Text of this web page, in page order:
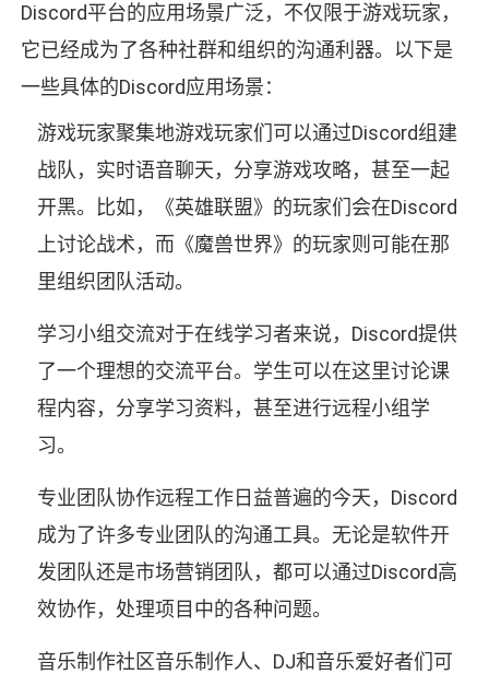
Discord平台的应用场景广泛，不仅限于游戏玩家，
它已经成为了各种社群和组织的沟通利器。以下是
一些具体的Discord应用场景：
游戏玩家聚集地游戏玩家们可以通过Discord组建
战队，实时语音聊天，分享游戏攻略，甚至一起
开黑。比如，《英雄联盟》的玩家们会在Discord
上讨论战术，而《魔兽世界》的玩家则可能在那
里组织团队活动。
学习小组交流对于在线学习者来说，Discord提供
了一个理想的交流平台。学生可以在这里讨论课
程内容，分享学习资料，甚至进行远程小组学
习。
专业团队协作远程工作日益普遍的今天，Discord
成为了许多专业团队的沟通工具。无论是软件开
发团队还是市场营销团队，都可以通过Discord高
效协作，处理项目中的各种问题。
音乐制作社区音乐制作人、DJ和音乐爱好者们可